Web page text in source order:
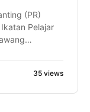
(PR)
Pelajar
dan35 views